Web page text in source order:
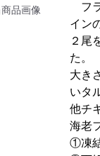
品画像
フ
イン
２尾
た。
大き
いタ
他チ
海老
①凍